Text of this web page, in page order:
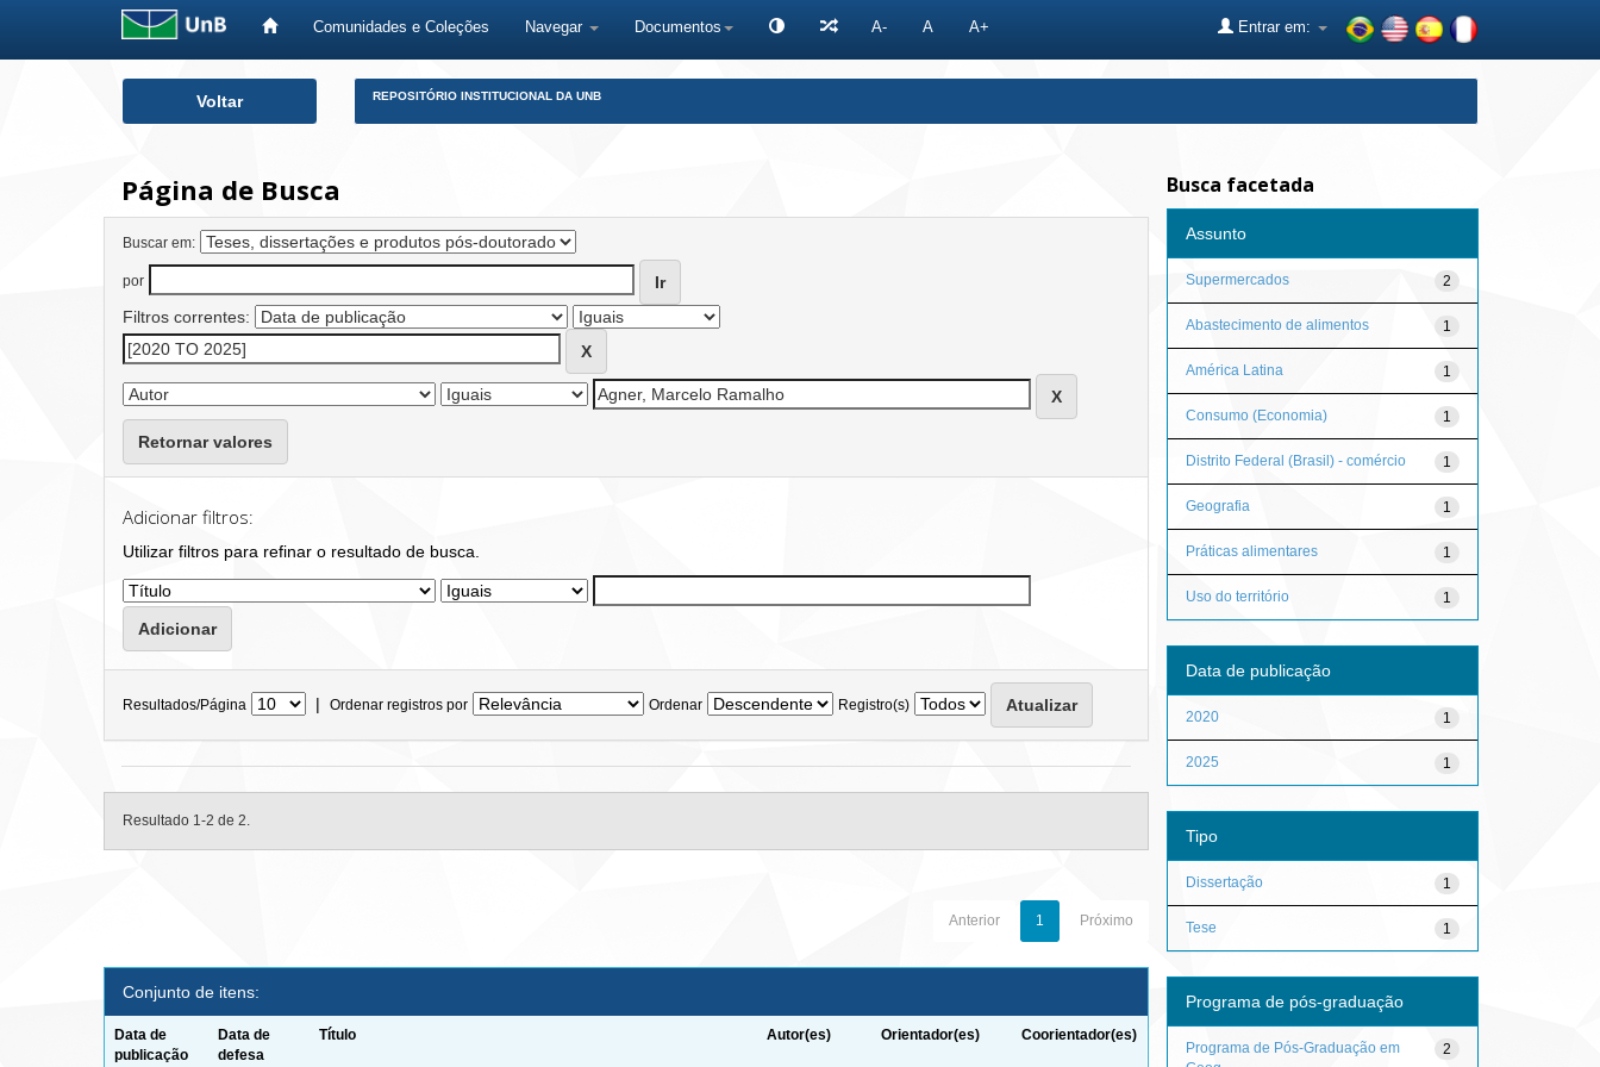
Comunidades e Coleções Navegar Documentos A- A A+ Entrar em:
Voltar REPOSITÓRIO INSTITUCIONAL DA UNB
Página de Busca
Buscar em:
por
Filtros correntes:
Retornar valores
Adicionar filtros:
Utilizar filtros para refinar o resultado de busca.
Resultados/Página | Ordenar registros por Ordenar Registro(s)
Resultado 1-2 de 2.
Anterior 1 Próximo
Conjunto de itens:
Data de
publicação
Data de
defesa
Título Autor(es) Orientador(es) Coorientador(es)
Busca facetada
Assunto
2
Supermercados
1
Abastecimento de alimentos
1
América Latina
1
Consumo (Economia)
1
Distrito Federal (Brasil) - comércio
1
Geografia
1
Práticas alimentares
1
Uso do território
Data de publicação
1
2020
1
2025
Tipo
1
Dissertação
1
Tese
Programa de pós-graduação
2
Programa de Pós-Graduação em